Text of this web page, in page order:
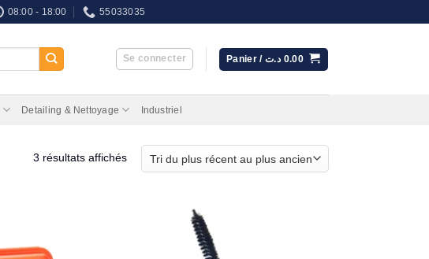
08:00 - 18:00 55033035
Se connecter Panier / 0.00 د.ت
Detailing & Nettoyage Industriel
3 résultats affichésTrié